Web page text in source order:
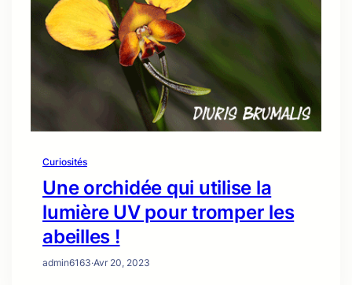
Curiosités
Une orchidée qui utilise la
lumière UV pour tromper les
abeilles !
admin6163·Avr 20, 2023